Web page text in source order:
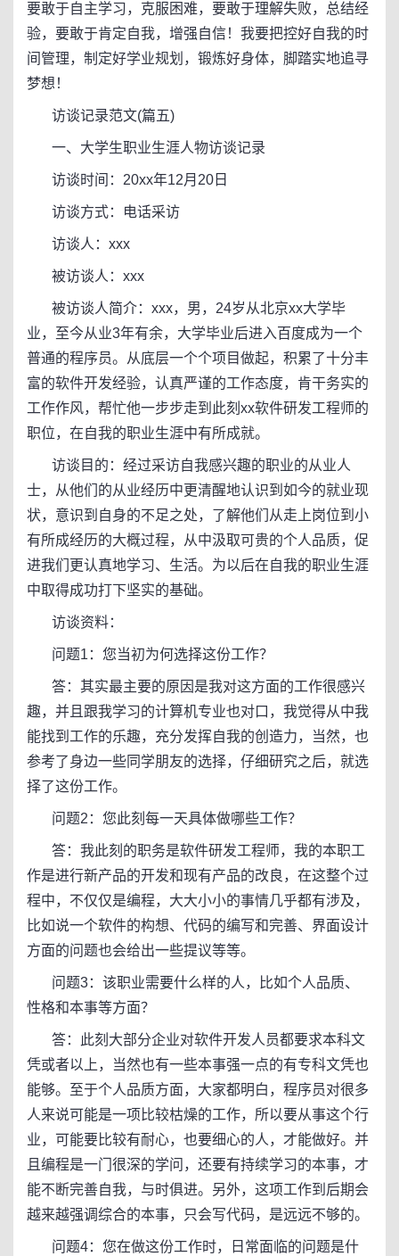
要敢于自主学习，克服困难，要敢于理解失败，总结经
验，要敢于肯定自我，增强自信！我要把控好自我的时
间管理，制定好学业规划，锻炼好身体，脚踏实地追寻
梦想！
访谈记录范文(篇五)
一、大学生职业生涯人物访谈记录
访谈时间：20xx年12月20日
访谈方式：电话采访
访谈人：xxx
被访谈人：xxx
被访谈人简介：xxx，男，24岁从北京xx大学毕
业，至今从业3年有余，大学毕业后进入百度成为一个
普通的程序员。从底层一个个项目做起，积累了十分丰
富的软件开发经验，认真严谨的工作态度，肯干务实的
工作作风，帮忙他一步步走到此刻xx软件研发工程师的
职位，在自我的职业生涯中有所成就。
访谈目的：经过采访自我感兴趣的职业的从业人
士，从他们的从业经历中更清醒地认识到如今的就业现
状，意识到自身的不足之处，了解他们从走上岗位到小
有所成经历的大概过程，从中汲取可贵的个人品质，促
进我们更认真地学习、生活。为以后在自我的职业生涯
中取得成功打下坚实的基础。
访谈资料：
问题1：您当初为何选择这份工作？
答：其实最主要的原因是我对这方面的工作很感兴
趣，并且跟我学习的计算机专业也对口，我觉得从中我
能找到工作的乐趣，充分发挥自我的创造力，当然，也
参考了身边一些同学朋友的选择，仔细研究之后，就选
择了这份工作。
问题2：您此刻每一天具体做哪些工作？
答：我此刻的职务是软件研发工程师，我的本职工
作是进行新产品的开发和现有产品的改良，在这整个过
程中，不仅仅是编程，大大小小的事情几乎都有涉及，
比如说一个软件的构想、代码的编写和完善、界面设计
方面的问题也会给出一些提议等等。
问题3：该职业需要什么样的人，比如个人品质、
性格和本事等方面？
答：此刻大部分企业对软件开发人员都要求本科文
凭或者以上，当然也有一些本事强一点的有专科文凭也
能够。至于个人品质方面，大家都明白，程序员对很多
人来说可能是一项比较枯燥的工作，所以要从事这个行
业，可能要比较有耐心，也要细心的人，才能做好。并
且编程是一门很深的学问，还要有持续学习的本事，才
能不断完善自我，与时俱进。另外，这项工作到后期会
越来越强调综合的本事，只会写代码，是远远不够的。
问题4：您在做这份工作时，日常面临的问题是什